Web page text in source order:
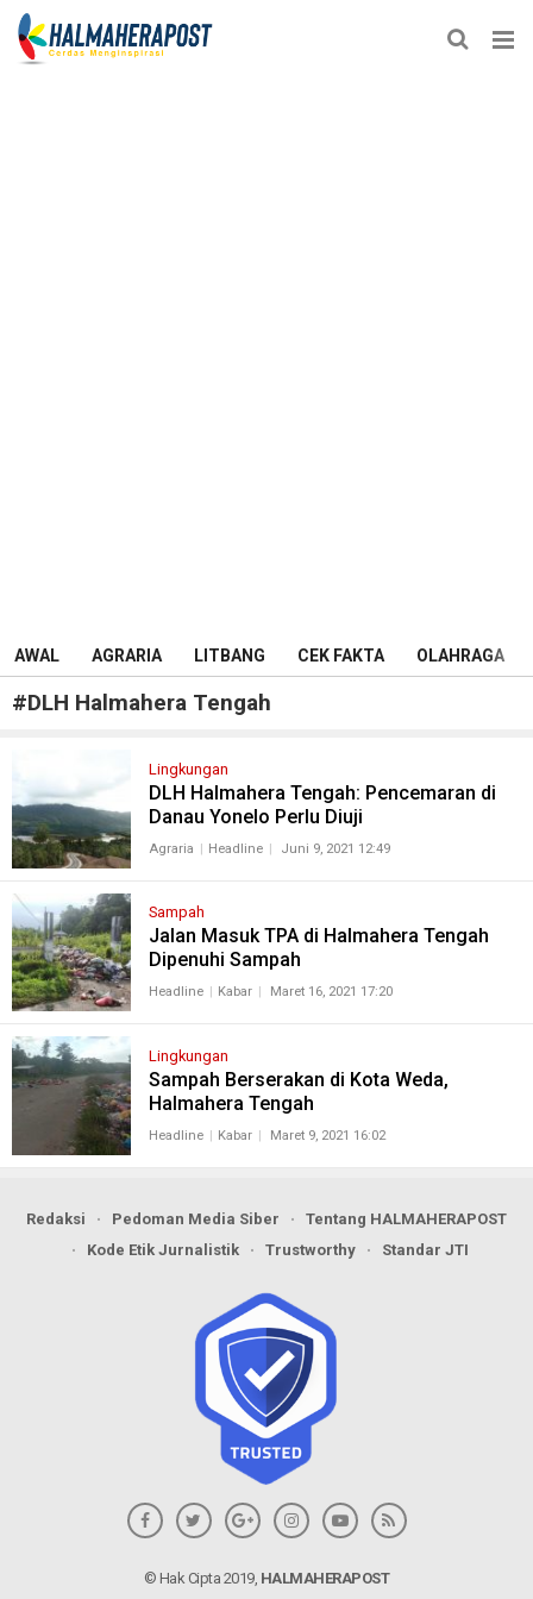
AWAL AGRARIA LITBANG CEK FAKTA OLAHRAGA
#DLH Halmahera Tengah
Lingkungan
DLH Halmahera Tengah: Pencemaran di
Danau Yonelo Perlu Diuji
Agraria Headline Juni 9, 2021 12:49
Sampah
Jalan Masuk TPA di Halmahera Tengah
Dipenuhi Sampah
Headline Kabar Maret 16, 2021 17:20
Lingkungan
Sampah Berserakan di Kota Weda,
Halmahera Tengah
Headline Kabar Maret 9, 2021 16:02
Redaksi Pedoman Media Siber
Tentang HALMAHERAPOST
Kode Etik Jurnalistik
Trustworthy Standar JTI
© Hak Cipta 2019, HALMAHERAPOST